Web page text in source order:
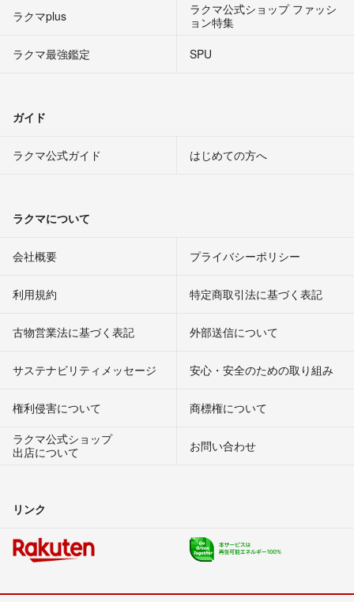
ラクマplus
ラクマ公式ショップ ファッシ
ョン特集
ラクマ最強鑑定
SPU
ガイド
ラクマ公式ガイド はじめての方へ
ラクマについて
会社概要 プライバシーポリシー
利用規約 特定商取引法に基づく表記
古物営業法に基づく表記 外部送信について
サステナビリティメッセージ 安心・安全のための取り組み
権利侵害について
商標権について
ラクマ公式ショップ
出店について
お問い合わせ
リンク